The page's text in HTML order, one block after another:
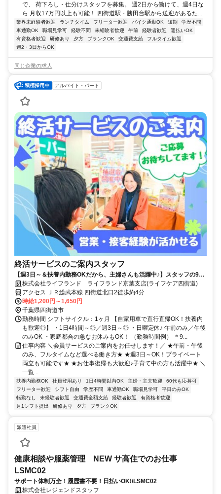
で、 荷下ろし・仕分けスタッフを募集。 週2日から働けて、週4日な
ら 月収17万円以上も可能！ 四街道駅・勝田台駅から送迎があるた...
業界未経験者歓迎 ランチタイム フリーター歓迎 バイク通勤OK 短期
学歴不問
車通勤OK
職場見学可 経験不問 未経験者歓迎 午前 経験者歓迎
週払いOK
有資格者歓迎
研修あり 夕方 ブランクOK 交通費支給
フルタイム歓迎
週2・3日からOK
同じ企業の求人
アルバイト・パート
終活サービスのご案内スタッフ
【週3日～＆扶養内勤務OKだから、主婦さんも活躍中♪】スタッフの9割
が女性/子育てが落ち着いた方・社会復帰の方も大歓迎です◎/柔軟なシフ
ト体制・しっかりとしたサポート体制充実で働きやすさもバツグン/フル
タイム希望も大歓迎/マイカーでの直行直帰OK/営業・テレアポ・販売経
験者は即戦力/正社員登用実績もあり◎
株式会社ライフランド ライフランド京葉支店(ライフケア四街道)
アクセス ＪＲ総武本線 四街道北口2徒歩約4分
時給1,200円～1,650円
千葉県四街道市
勤務時間 シフトサイクル：1ヶ月 【自家用車で直行直帰OK！扶養内
も歓迎◎】 ・1日4時間～◎／週3日～◎ ・日曜定休♪ 午前のみ／午後
のみOK ・家庭都合の急なお休みもOK！ （勤務時間例） ＊9...
仕事内容 ＼会員サービスのご案内をお任せします！／ ★午前・午後
のみ、フルタイムなど選べる働き方★ ★週3日～OK！プライベート
両立も可能です★ ★お仕事復帰も大歓迎♪子育て中の方も活躍中★ ＼
一覧...
扶養内勤務OK 社員登用あり 1日4時間以内OK 主婦・主夫歓迎
60代も応募可
フリーター歓迎
シフト自由 学歴不問 車通勤OK 職場見学可
平日のみOK
転勤なし
未経験者歓迎 交通費全額支給 経験者歓迎
有資格者歓迎
月1シフト提出
研修あり 夕方 ブランクOK
派遣社員
健康相談や服薬管理 NEW サ高住でのお仕事
LSMC02
サポート体制万全！履歴書不要！日払いOK!/LSMC02
株式会社レジェンドスタッフ